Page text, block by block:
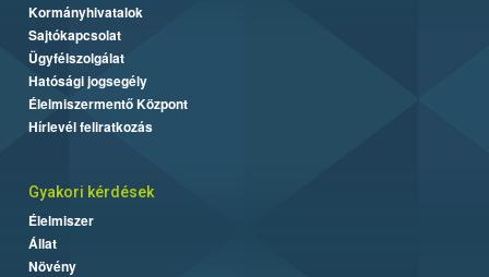
Kormányhivatalok
Sajtókapcsolat
Ügyfélszolgálat
Hatósági jogsegély
Élelmiszermentő Központ
Hírlevél feliratkozás
Gyakori kérdések
Élelmiszer
Állat
Növény